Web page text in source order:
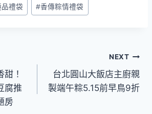
禮袋 #香傳粽情禮袋
！
腐推
房
NEXT
台北圓山大飯店主廚親
製端午粽5.15前早鳥9折